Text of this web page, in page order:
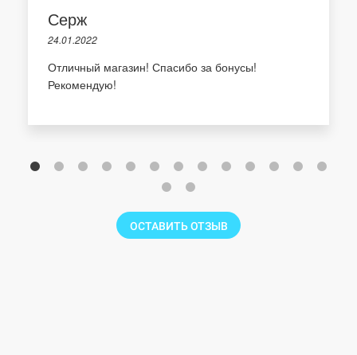
Серж
24.01.2022
Отличный магазин! Спасибо за бонусы!
Рекомендую!
ОСТАВИТЬ ОТЗЫВ